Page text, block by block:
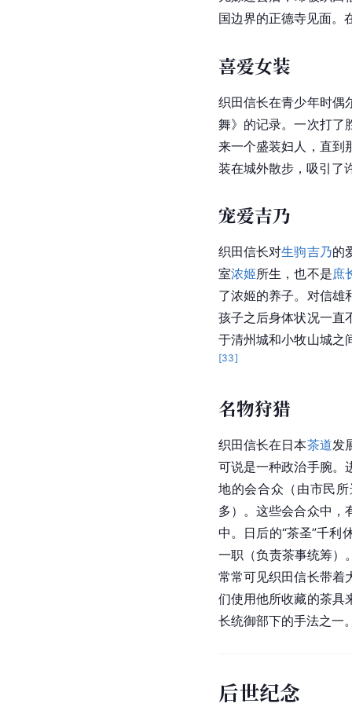
国边界的正德寺见面。
喜爱女装
织田信长在青少年时偶
舞》的记录。一次打了
来一个盛装妇人，直到
装在城外散步，吸引了
宠爱吉乃
织田信长对生驹吉乃的
室浓姬所生，也不是庶
了浓姬的养子。对信雄
孩子之后身体状况一直
于清州城和小牧山城之
[33]
名物狩猎
织田信长在日本茶道发
可说是一种政治手腕。
地的会合众（由市民
多）。这些会合众中，
中。日后的“茶圣”千利
一职（负责茶事统筹）
常常可见织田信长带着
们使用他所收藏的茶具
长统御部下的手法之一
后世纪念